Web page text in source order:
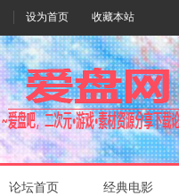
设为首页 收藏本站
论坛首页 经典电影